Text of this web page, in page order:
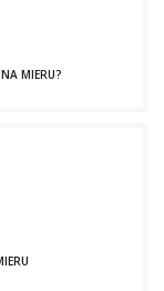
MIERU?